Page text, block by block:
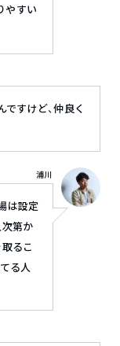
やすい
ですけど、仲良く
は設定
第か
るこ
る人
浦川